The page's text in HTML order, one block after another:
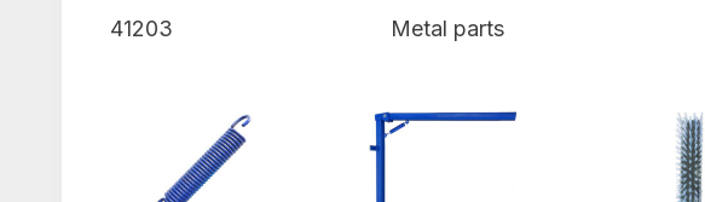
41203 Metal parts